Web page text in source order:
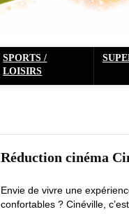
SPORTS /
LOISIRS
Réduction cinéma
Envie de vivre une
confortables ? Cinéville,